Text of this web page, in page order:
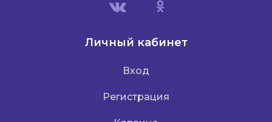
Личный кабинет
Вход
Регистрация